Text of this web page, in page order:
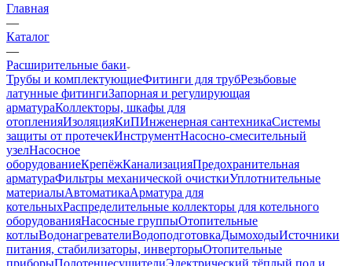
Главная
—
Каталог
—
Расширительные баки
Трубы и комплектующиеФитинги для трубРезьбовые
латунные фитингиЗапорная и регулирующая
арматураКоллекторы, шкафы для
отопленияИзоляцияКиПИнженерная сантехникаСистемы
защиты от протечекИнструментНасосно-смесительный
узелНасосное
оборудованиеКрепёжКанализацияПредохранительная
арматураФильтры механической очисткиУплотнительные
материалыАвтоматикаАрматура для
котельныхРаспределительные коллекторы для котельного
оборудованияНасосные группыОтопительные
котлыВодонагревателиВодоподготовкаДымоходыИсточники
питания, стабилизаторы, инверторыОтопительные
приборыПолотенцесушителиЭлектрический тёплый пол и